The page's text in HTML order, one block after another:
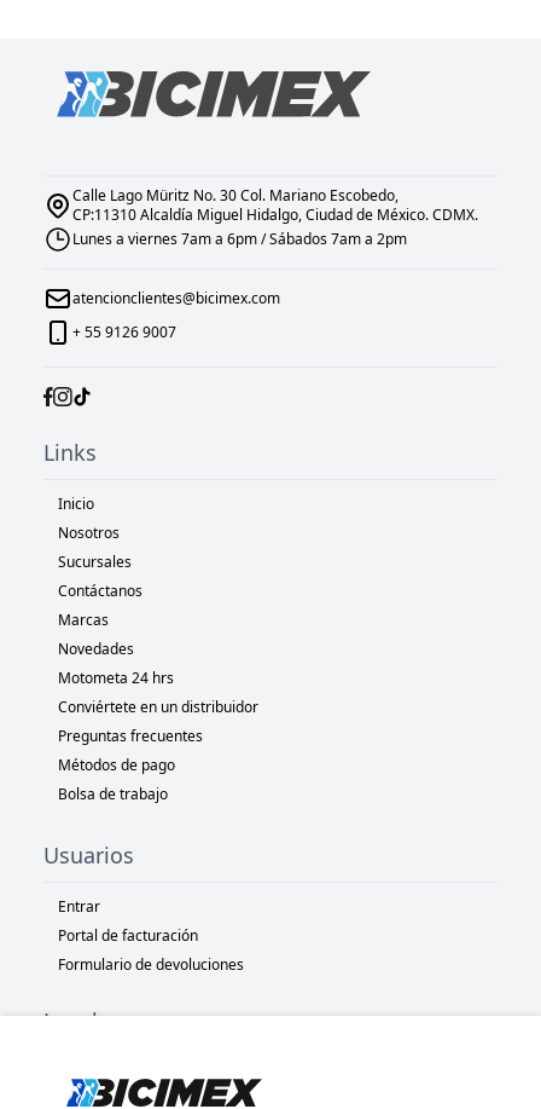
Calle Lago Müritz No. 30 Col. Mariano Escobedo,
CP:11310 Alcaldía Miguel Hidalgo, Ciudad de México. CDMX.
Lunes a viernes 7am a 6pm / Sábados 7am a 2pm
atencionclientes@bicimex.com
+ 55 9126 9007
Links
Inicio
Nosotros
Sucursales
Contáctanos
Marcas
Novedades
Motometa 24 hrs
Conviértete en un distribuidor
Preguntas frecuentes
Métodos de pago
Bolsa de trabajo
Usuarios
Entrar
Portal de facturación
Formulario de devoluciones
Legal
Políticas de privacidad